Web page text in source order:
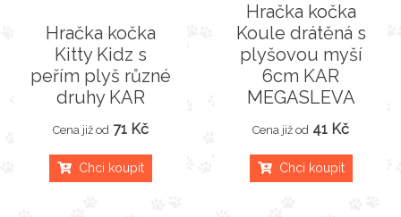
Hračka kočka
Kitty Kidz s
peřím plyš různé
druhy KAR
Cena již od 71 Kč
Chci koupit
Hračka kočka
Koule drátěná s
plyšovou myší
6cm KAR
MEGASLEVA
Cena již od 41 Kč
Chci koupit